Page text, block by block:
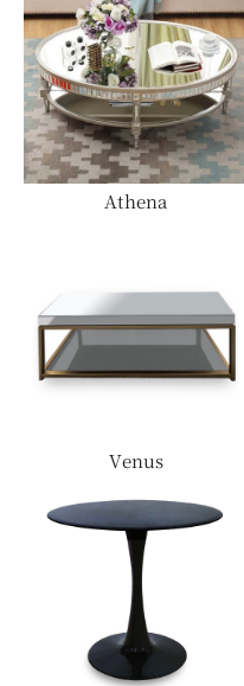
チェスト・ドレッサー
ラグ・カーペット
Athena
Venus